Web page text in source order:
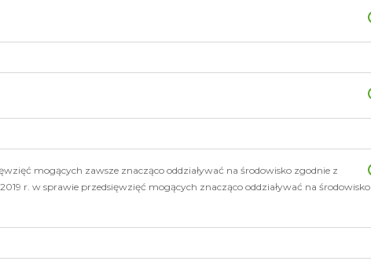
mogących zawsze znacząco oddziaływać na środowisko zgodnie z
r. w sprawie przedsięwzięć mogących znacząco oddziaływać na środowisko